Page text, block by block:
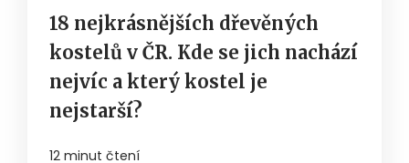
18 nejkrásnějších dřevěných
kostelů v ČR. Kde se jich nachází
nejvíc a který kostel je
nejstarší?
12 minut čtení